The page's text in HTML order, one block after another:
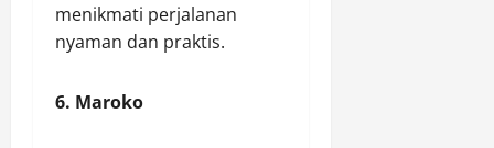
menikmati perjalanan
nyaman dan praktis.
6. Maroko